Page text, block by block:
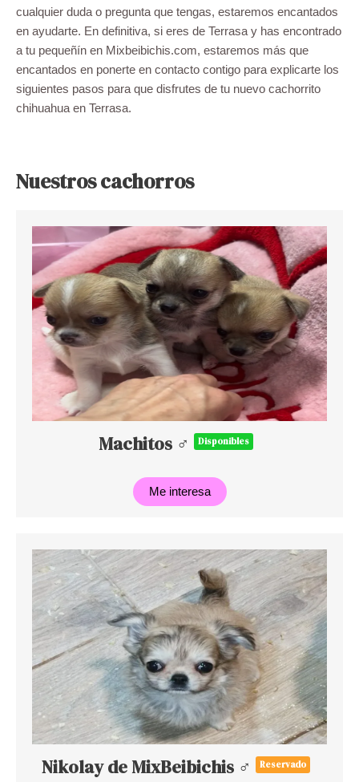
cualquier duda o pregunta que tengas, estaremos encantados
en ayudarte. En definitiva, si eres de Terrasa y has encontrado
a tu pequeñín en Mixbeibichis.com, estaremos más que
encantados en ponerte en contacto contigo para explicarte los
siguientes pasos para que disfrutes de tu nuevo cachorrito
chihuahua en Terrasa.
Nuestros cachorros
Machitos ♂ Disponibles
Me interesa
Nikolay de MixBeibichis ♂ Reservado